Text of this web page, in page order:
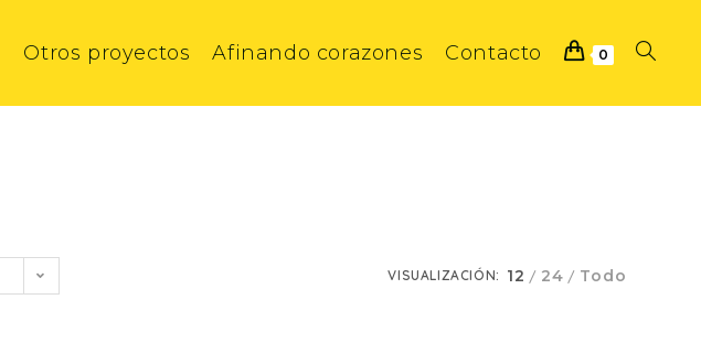
Otros proyectos Afinando corazones Contacto 0 Alternar
VISUALIZACIÓN: 12 24 Todo